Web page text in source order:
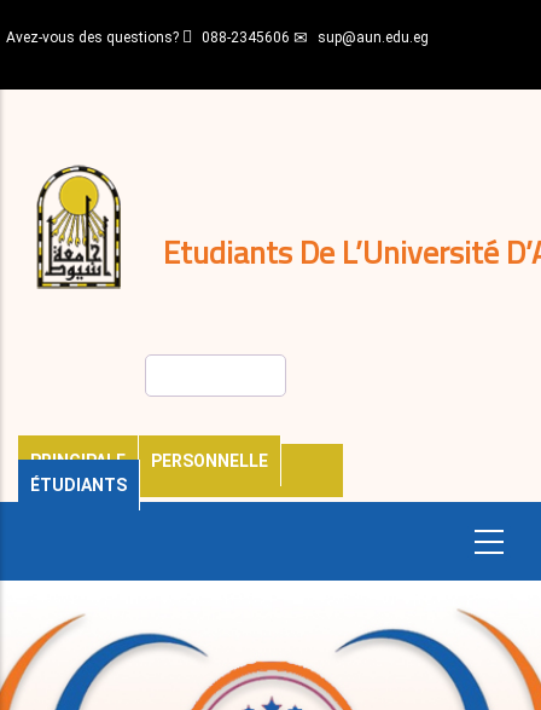
au
principal
Avez-vous des questions? 088-2345606 sup@aun.edu.eg
Etudiants De L’Université
PRINCIPALE
PERSONNELLE
ÉTUDIANTS
décisions
Expatriés
Journal